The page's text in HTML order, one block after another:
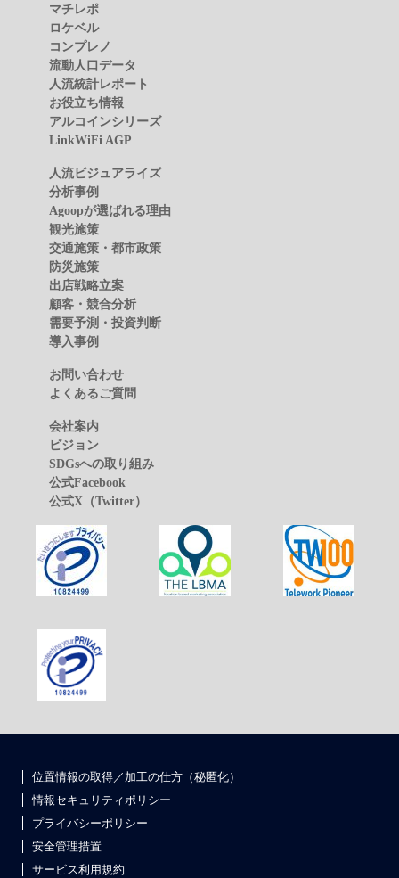
マチレポ
ロケベル
コンプレノ
流動人口データ
人流統計レポート
お役立ち情報
アルコインシリーズ
LinkWiFi AGP
人流ビジュアライズ
分析事例
Agoopが選ばれる理由
観光施策
交通施策・都市政策
防災施策
出店戦略立案
顧客・競合分析
需要予測・投資判断
導入事例
お問い合わせ
よくあるご質問
会社案内
ビジョン
SDGsへの取り組み
公式Facebook
公式X（Twitter）
位置情報の取得／加工の仕方（秘匿化）
情報セキュリティポリシー
プライバシーポリシー
安全管理措置
サービス利用規約